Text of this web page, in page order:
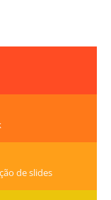
de slides